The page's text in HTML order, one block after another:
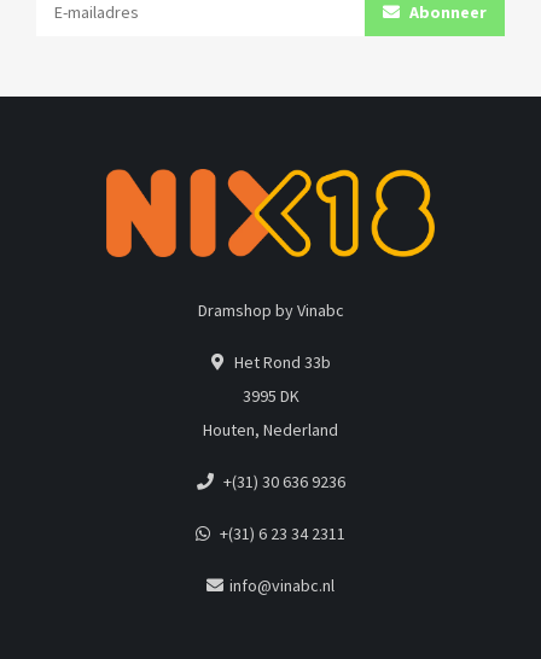
Abonneer
Dramshop by Vinabc
Het Rond 33b
3995 DK
Houten, Nederland
+(31) 30 636 9236
+(31) 6 23 34 2311
info@vinabc.nl